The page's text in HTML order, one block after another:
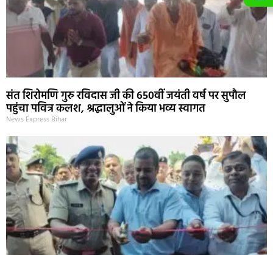
संत शिरोमणि गुरु रविदास जी की 650वीं जयंती वर्ष पर सुपौल
पहुंचा पवित्र कलश, श्रद्धालुओं ने किया भव्य स्वागत
News Express Bihar